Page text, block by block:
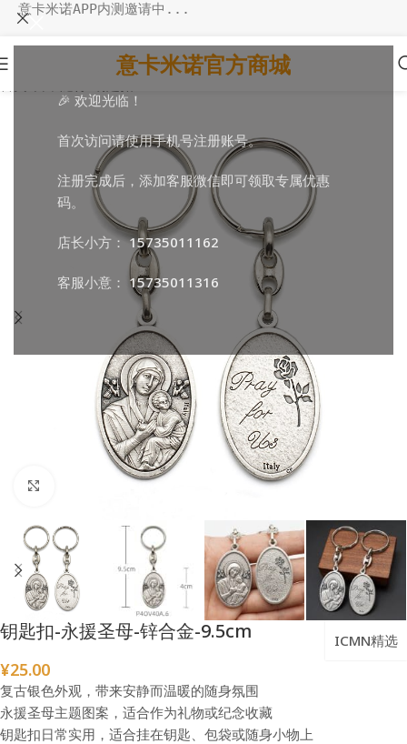
🎉 欢迎光临！
首次访问请使用手机号注册账号。
注册完成后，添加客服微信即可领取专属优惠
码。
店长小方：15735011162
客服小意： 15735011316
意卡米诺APP内测邀请中...
意卡米诺官方商城
钥匙扣-永援圣母-锌合金-9.5cm ICMN精选
¥25.00
复古银色外观，带来安静而温暖的随身氛围
永援圣母主题图案，适合作为礼物或纪念收藏
钥匙扣日常实用，适合挂在钥匙、包袋或随身小物上